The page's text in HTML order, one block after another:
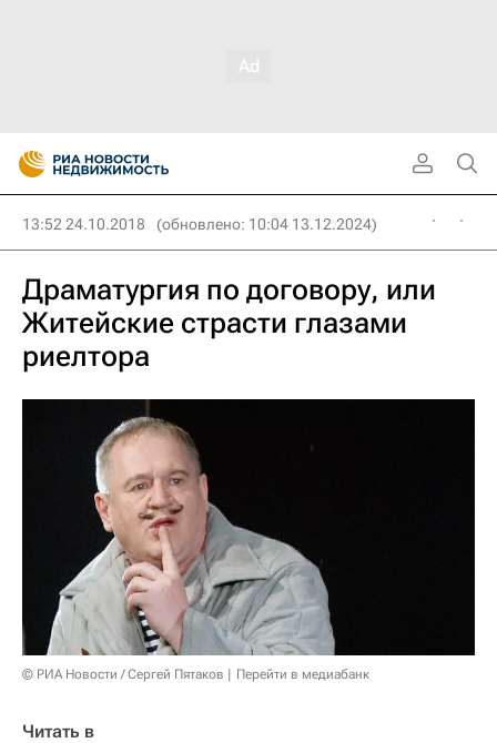
13:52 24.10.2018 (обновлено: 10:04 13.12.2024)
Драматургия по договору, или
Житейские страсти глазами
риелтора
© РИА Новости / Сергей Пятаков Перейти в медиабанк
Читать в